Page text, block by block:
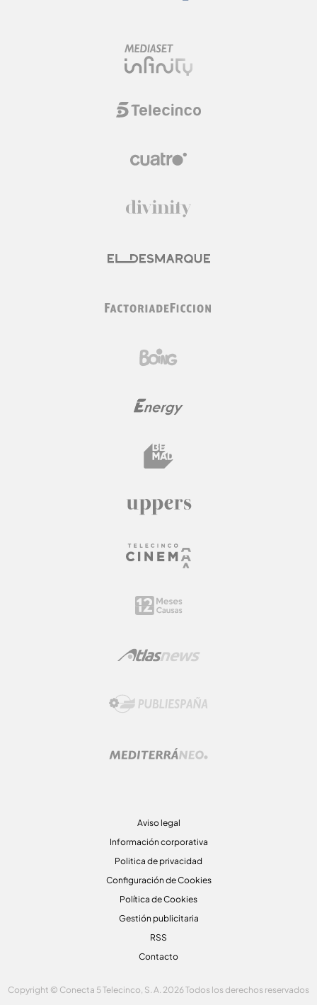
Aviso legal
Información corporativa
Politica de privacidad
Configuración de Cookies
Política de Cookies
Gestión publicitaria
RSS
Contacto
Copyright © Conecta 5 Telecinco, S. A. 2026 Todos los derechos reservados